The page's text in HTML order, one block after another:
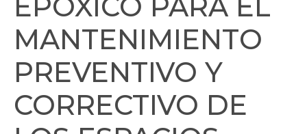
MANTENIMIENTO
PREVENTIVO Y
CORRECTIVO DE